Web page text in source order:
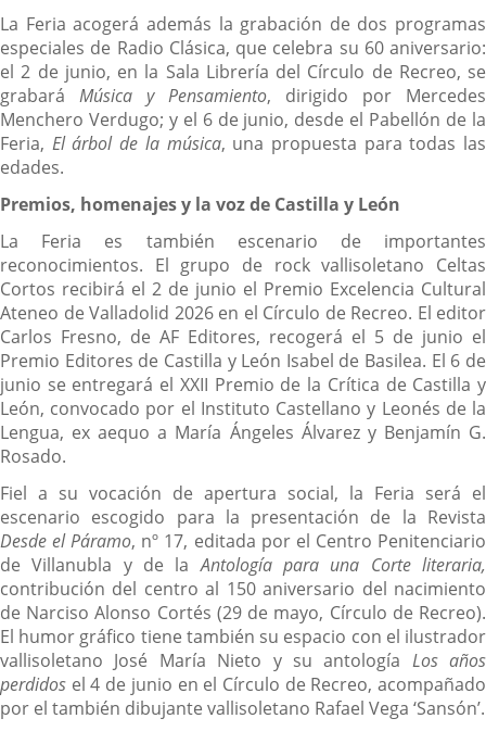
La Feria acogerá además la grabación de dos programas
especiales de Radio Clásica, que celebra su 60 aniversario:
el 2 de junio, en la Sala Librería del Círculo de Recreo, se
grabará Música y Pensamiento, dirigido por Mercedes
Menchero Verdugo; y el 6 de junio, desde el Pabellón de la
Feria, El árbol de la música, una propuesta para todas las
edades.
Premios, homenajes y la voz de Castilla y León
La Feria es también escenario de importantes
reconocimientos. El grupo de rock vallisoletano Celtas
Cortos recibirá el 2 de junio el Premio Excelencia Cultural
Ateneo de Valladolid 2026 en el Círculo de Recreo. El editor
Carlos Fresno, de AF Editores, recogerá el 5 de junio el
Premio Editores de Castilla y León Isabel de Basilea. El 6 de
junio se entregará el XXII Premio de la Crítica de Castilla y
León, convocado por el Instituto Castellano y Leonés de la
Lengua, ex aequo a María Ángeles Álvarez y Benjamín G.
Rosado.
Fiel a su vocación de apertura social, la Feria será el
escenario escogido para la presentación de la Revista
Desde el Páramo, nº 17, editada por el Centro Penitenciario
de Villanubla y de laAntología para una Corte literaria,
contribución del centro al 150 aniversario del nacimiento
de Narciso Alonso Cortés (29 de mayo, Círculo de Recreo).
El humor gráfico tiene también su espacio con el ilustrador
vallisoletano José María Nieto y su antología Los años
perdidos el 4 de junio en el Círculo de Recreo, acompañado
por el también dibujante vallisoletano Rafael Vega ‘Sansón’.